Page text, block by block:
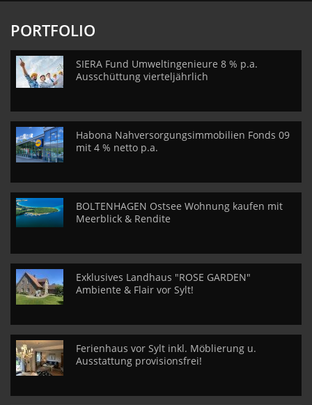
PORTFOLIO
SIERA Fund Umweltingenieure 8 % p.a.
Ausschüttung vierteljährlich
Habona Nahversorgungsimmobilien Fonds 09
mit 4 % netto p.a.
BOLTENHAGEN Ostsee Wohnung kaufen mit
Meerblick & Rendite
Exklusives Landhaus "ROSE GARDEN"
Ambiente & Flair vor Sylt!
Ferienhaus vor Sylt inkl. Möblierung u.
Ausstattung provisionsfrei!